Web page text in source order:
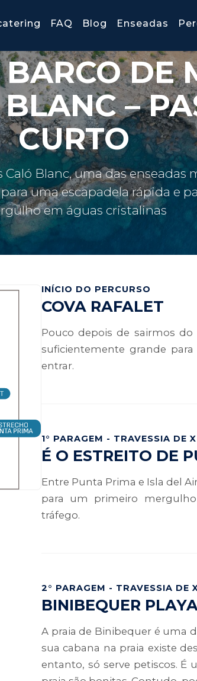
FAQ Blog Enseadas
BARCO DE
–
CURTO
Blanc, uma das enseadas
uma escapadela rápida e
em águas cristalinas
INÍCIO DO PERCURSO
COVA RAFALET
Pouco depois de sairmos
suficientemente grande
entrar.
1° PARAGEM - TRAVESSIA DE
É O ESTREITO DE
Entre Punta Prima e Isla del
para um primeiro
tráfego.
2° PARAGEM - TRAVESSIA DE
BINIBEQUER
A praia de Binibequer é uma
sua cabana na praia existe
entanto, só serve petiscos. É